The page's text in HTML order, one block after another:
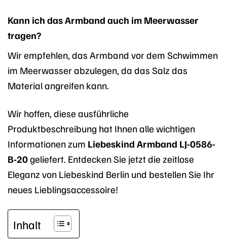
Kann ich das Armband auch im Meerwasser
tragen?
Wir empfehlen, das Armband vor dem Schwimmen
im Meerwasser abzulegen, da das Salz das
Material angreifen kann.
Wir hoffen, diese ausführliche
Produktbeschreibung hat Ihnen alle wichtigen
Informationen zum Liebeskind Armband LJ-0586-
B-20geliefert. Entdecken Sie jetzt die zeitlose
Eleganz von Liebeskind Berlin und bestellen Sie Ihr
neues Lieblingsaccessoire!
Inhalt